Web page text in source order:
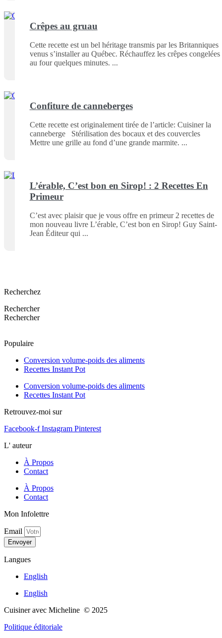
Crêpes au gruau
Cette recette est un bel héritage transmis par les Britanniques
venus s’installer au Québec. Réchauffez les crêpes congelées
au four quelques minutes.
Confiture de canneberges
Cette recette est originalement tirée de l’article: Cuisiner la
canneberge Stérilisation des bocaux et des couvercles
Mettre une grille au fond d’une grande marmite.
L’érable, C’est bon en Sirop! : 2 Recettes En
Primeur
C’est avec plaisir que je vous offre en primeur 2 recettes de
mon nouveau livre L’érable, C’est bon en Sirop! Guy Saint-
Jean Éditeur qui
Recherchez
Rechercher
Rechercher
Populaire
Conversion volume-poids des aliments
Recettes Instant Pot
Conversion volume-poids des aliments
Recettes Instant Pot
Retrouvez-moi sur
Facebook-f Instagram Pinterest
L' auteur
À Propos
Contact
À Propos
Contact
Mon Infolettre
Email
Envoyer
Langues
English
English
Cuisiner avec Micheline © 2025
Politique éditoriale